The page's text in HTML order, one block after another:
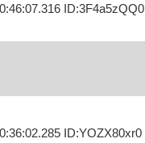
ID:3F4a5zQQ0
ID:YOZX80xr0